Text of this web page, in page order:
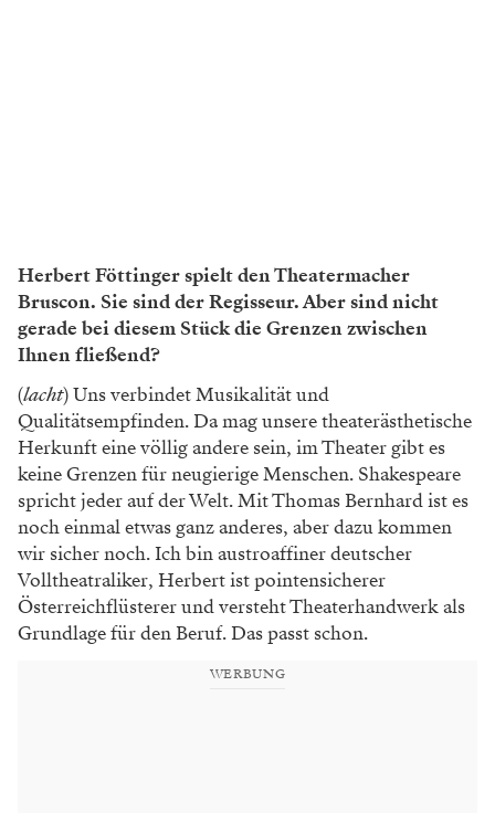
Herbert Föttinger spielt den Theatermacher
Bruscon. Sie sind der Regisseur. Aber sind nicht
gerade bei diesem Stück die Grenzen zwischen
Ihnen fließend?
(lacht)Uns verbindet Musikalität und
Qualitätsempfinden. Da mag unseretheaterästhetische
Herkunft eine völlig andere sein, im Theater gibt es
keine Grenzen für neugierige Menschen. Shakespeare
spricht jeder auf der Welt.Mit Thomas Bernhard ist es
noch einmaletwas ganz anderes, aber dazu kommen
wir sicher noch. Ich bin austroaffinerdeutscher
Volltheatraliker, Herbert istpointensicherer
Österreichflüsterer undversteht Theaterhandwerk als
Grundlagefür den Beruf. Das passt schon.
WERBUNG